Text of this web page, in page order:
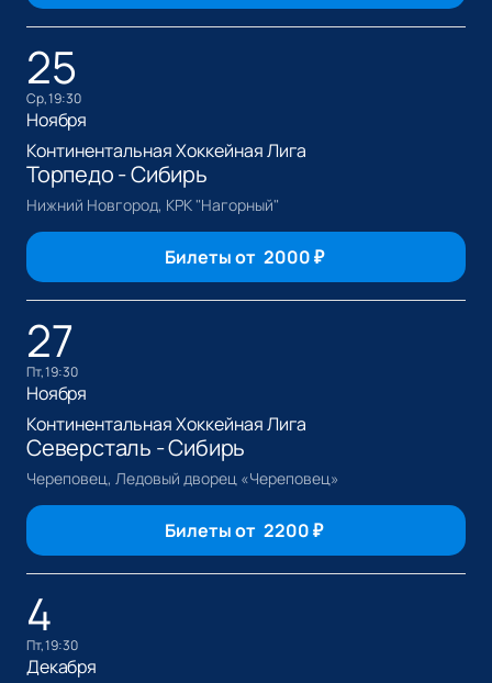
25
ср, 19:30
Ноября
Континентальная Хоккейная Лига
Торпедо - Сибирь
Нижний Новгород, КРК "Нагорный"
Билеты от 2000₽
27
пт, 19:30
Ноября
Континентальная Хоккейная Лига
Северсталь - Сибирь
Череповец, Ледовый дворец «Череповец»
Билеты от 2200₽
4
пт, 19:30
Декабря